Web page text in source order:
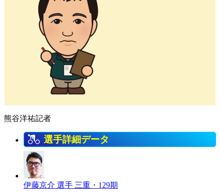
熊谷洋祐記者
選手詳細データ
伊藤京介 選手 三重・129期